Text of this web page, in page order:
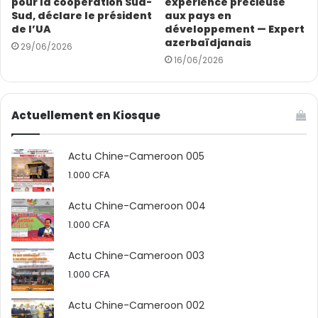
Sud, déclare le président
de l’UA
29/06/2026
aux pays en
développement — Expert
azerbaïdjanais
16/06/2026
Actuellement en Kiosque
Actu Chine-Cameroon 005
1.000 CFA
Actu Chine-Cameroon 004
1.000 CFA
Actu Chine-Cameroon 003
1.000 CFA
Actu Chine-Cameroon 002